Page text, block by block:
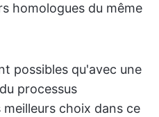
homologues du même
possibles qu'avec une
processus
choix dans ce